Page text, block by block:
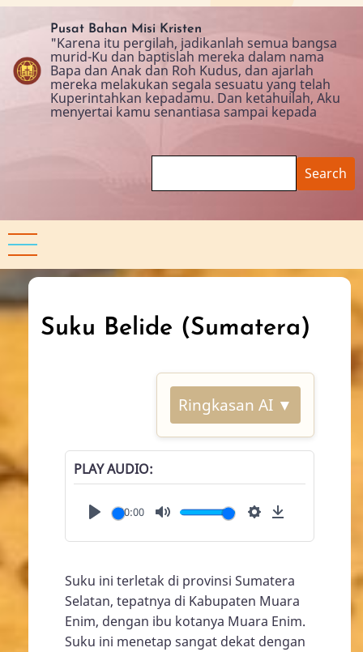
Skip
content
Pusat Bahan Misi Kristen
"Karena itu pergilah, jadikanlah semua bangsa
murid-Ku dan baptislah mereka dalam nama
Bapa dan Anak dan Roh Kudus, dan ajarlah
mereka melakukan segala sesuatu yang telah
Kuperintahkan kepadamu. Dan ketahuilah, Aku
menyertai kamu senantiasa sampai kepada
Suku Belide (Sumatera)
Ringkasan AI ▼
PLAY AUDIO
00:00
Suku ini terletak di provinsi Sumatera
Selatan, tepatnya di Kabupaten Muara
Enim, dengan ibu kotanya Muara Enim.
Suku ini menetap sangat dekat dengan